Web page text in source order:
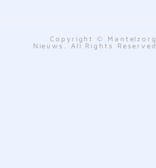
Copyright © Mantelzorg
Nieuws. All Rights Reserved